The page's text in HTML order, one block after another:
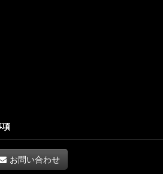
項
お問い合わせ